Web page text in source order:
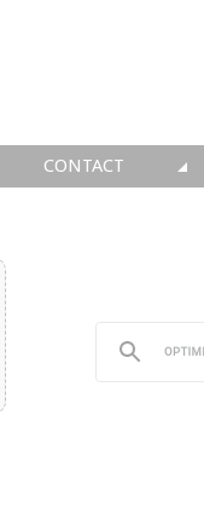
CONTACT